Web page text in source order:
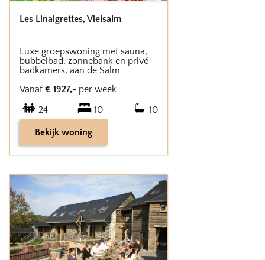
Les Linaigrettes, Vielsalm
Luxe groepswoning met sauna,
bubbelbad, zonnebank en privé-
badkamers, aan de Salm
Vanaf € 1927,- per week
24
10 10
Bekijk woning